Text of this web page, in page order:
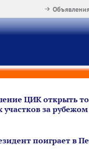
ЦИК открыть
участков за рубежом
поиграет в